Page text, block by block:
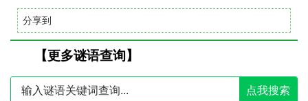
分享到
【更多谜语查询】
点我搜索